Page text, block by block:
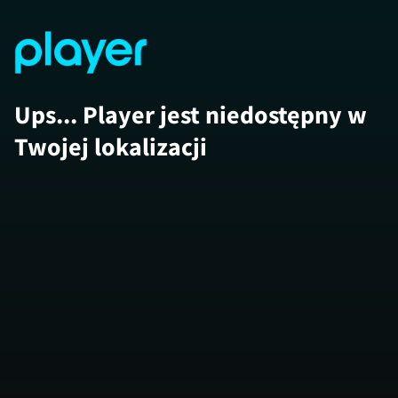
Ups... Player jest niedostępny w
Twojej lokalizacji